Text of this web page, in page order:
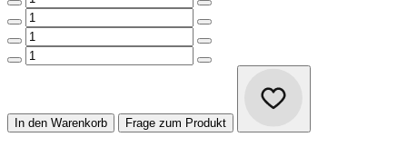
In den Warenkorb Frage zum Produkt